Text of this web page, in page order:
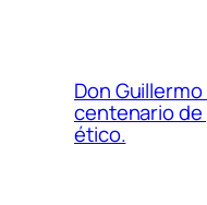
Don
centenario
ético.